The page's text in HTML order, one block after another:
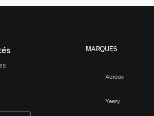
MARQUES
Adidas
Yeezy